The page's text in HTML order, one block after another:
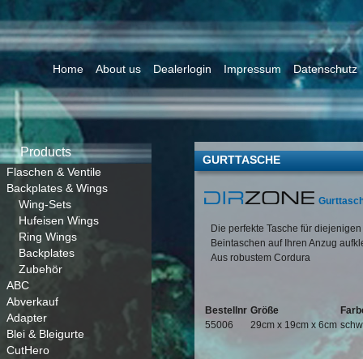
Home About us Dealerlogin Impressum Datenschutz
Products
Flaschen & Ventile
Backplates & Wings
Wing-Sets
Hufeisen Wings
Ring Wings
Backplates
Zubehör
ABC
Abverkauf
Adapter
Blei & Bleigurte
CutHero
GURTTASCHE
Die perfekte Tasche für
Beintaschen auf Ihren Anzug
Aus robustem Cordura
Bestellnr Größe
55006
29cm x 19cm x 6cm